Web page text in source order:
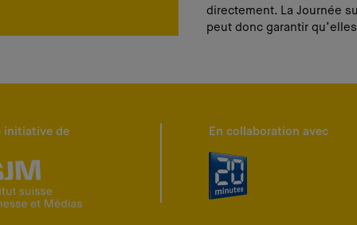
directement. La Journée
peut donc garantir
initiative de En collaboration avec